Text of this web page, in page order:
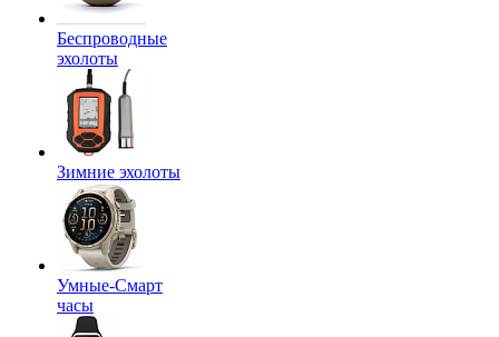
Беспроводные
эхолоты
Зимние эхолоты
Умные-Смарт
часы